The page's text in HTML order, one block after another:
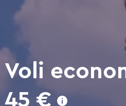
Voli
45 €